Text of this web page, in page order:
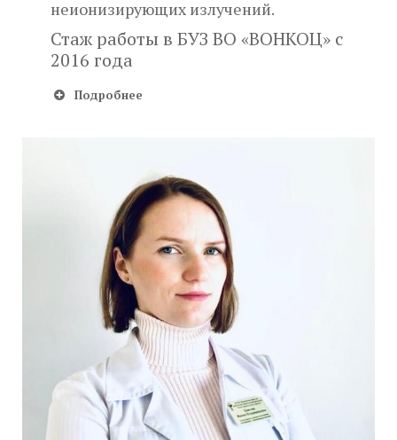
неионизирующих излучений.
Стаж работы в БУЗ ВО «ВОНКОЦ» с
2016 года
Подробнее